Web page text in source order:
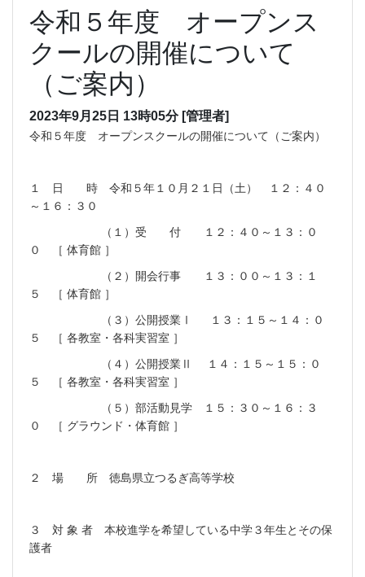
令和５年度 オープンス
クールの開催について
（ご案内）
2023年9月25日 13時05分 [管理者]
令和５年度 オープンスクールの開催について（ご案内）
１ 日 時 令和５年１０月２１日（土） １２：４０
～１６：３０
（１）受 付 １２：４０～１３：０
０ ［ 体育館 ］
（２）開会行事 １３：００～１３：１
５ ［ 体育館 ］
（３）公開授業Ⅰ １３：１５～１４：０
５ ［ 各教室・各科実習室 ］
（４）公開授業Ⅱ １４：１５～１５：０
５ ［ 各教室・各科実習室 ］
（５）部活動見学 １５：３０～１６：３
０ ［ グラウンド・体育館 ］
２ 場 所 徳島県立つるぎ高等学校
３ 対 象 者 本校進学を希望している中学３年生とその保
護者